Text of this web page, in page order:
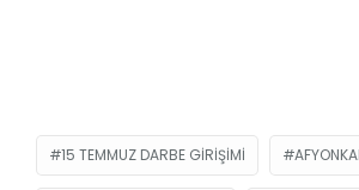
15 TEMMUZ DARBE GIRIŞIMI